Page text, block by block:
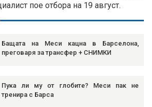
пое отбора на 19 август.
Бащата на Меси кацна в Барселона,
преговаря за трансфер + СНИМКИ
Пука ли му от глобите? Меси пак не
тренира с Барса